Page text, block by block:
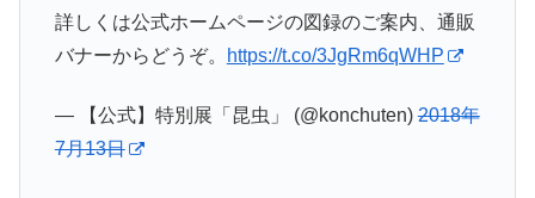
詳しくは公式ホームページの図録のご案内、通販
バナーからどうぞ。
https://t.co/3JgRm6qWHP
— 【公式】特別展「昆虫」 (@konchuten)2018年
7月13日